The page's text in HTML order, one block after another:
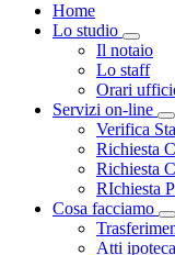
Home
Lo studio
Il notaio
Lo staff
Orari
Servizi on-line
Verifica
Richiesta
Richiesta
RIchiesta
Cosa facciamo
Atti